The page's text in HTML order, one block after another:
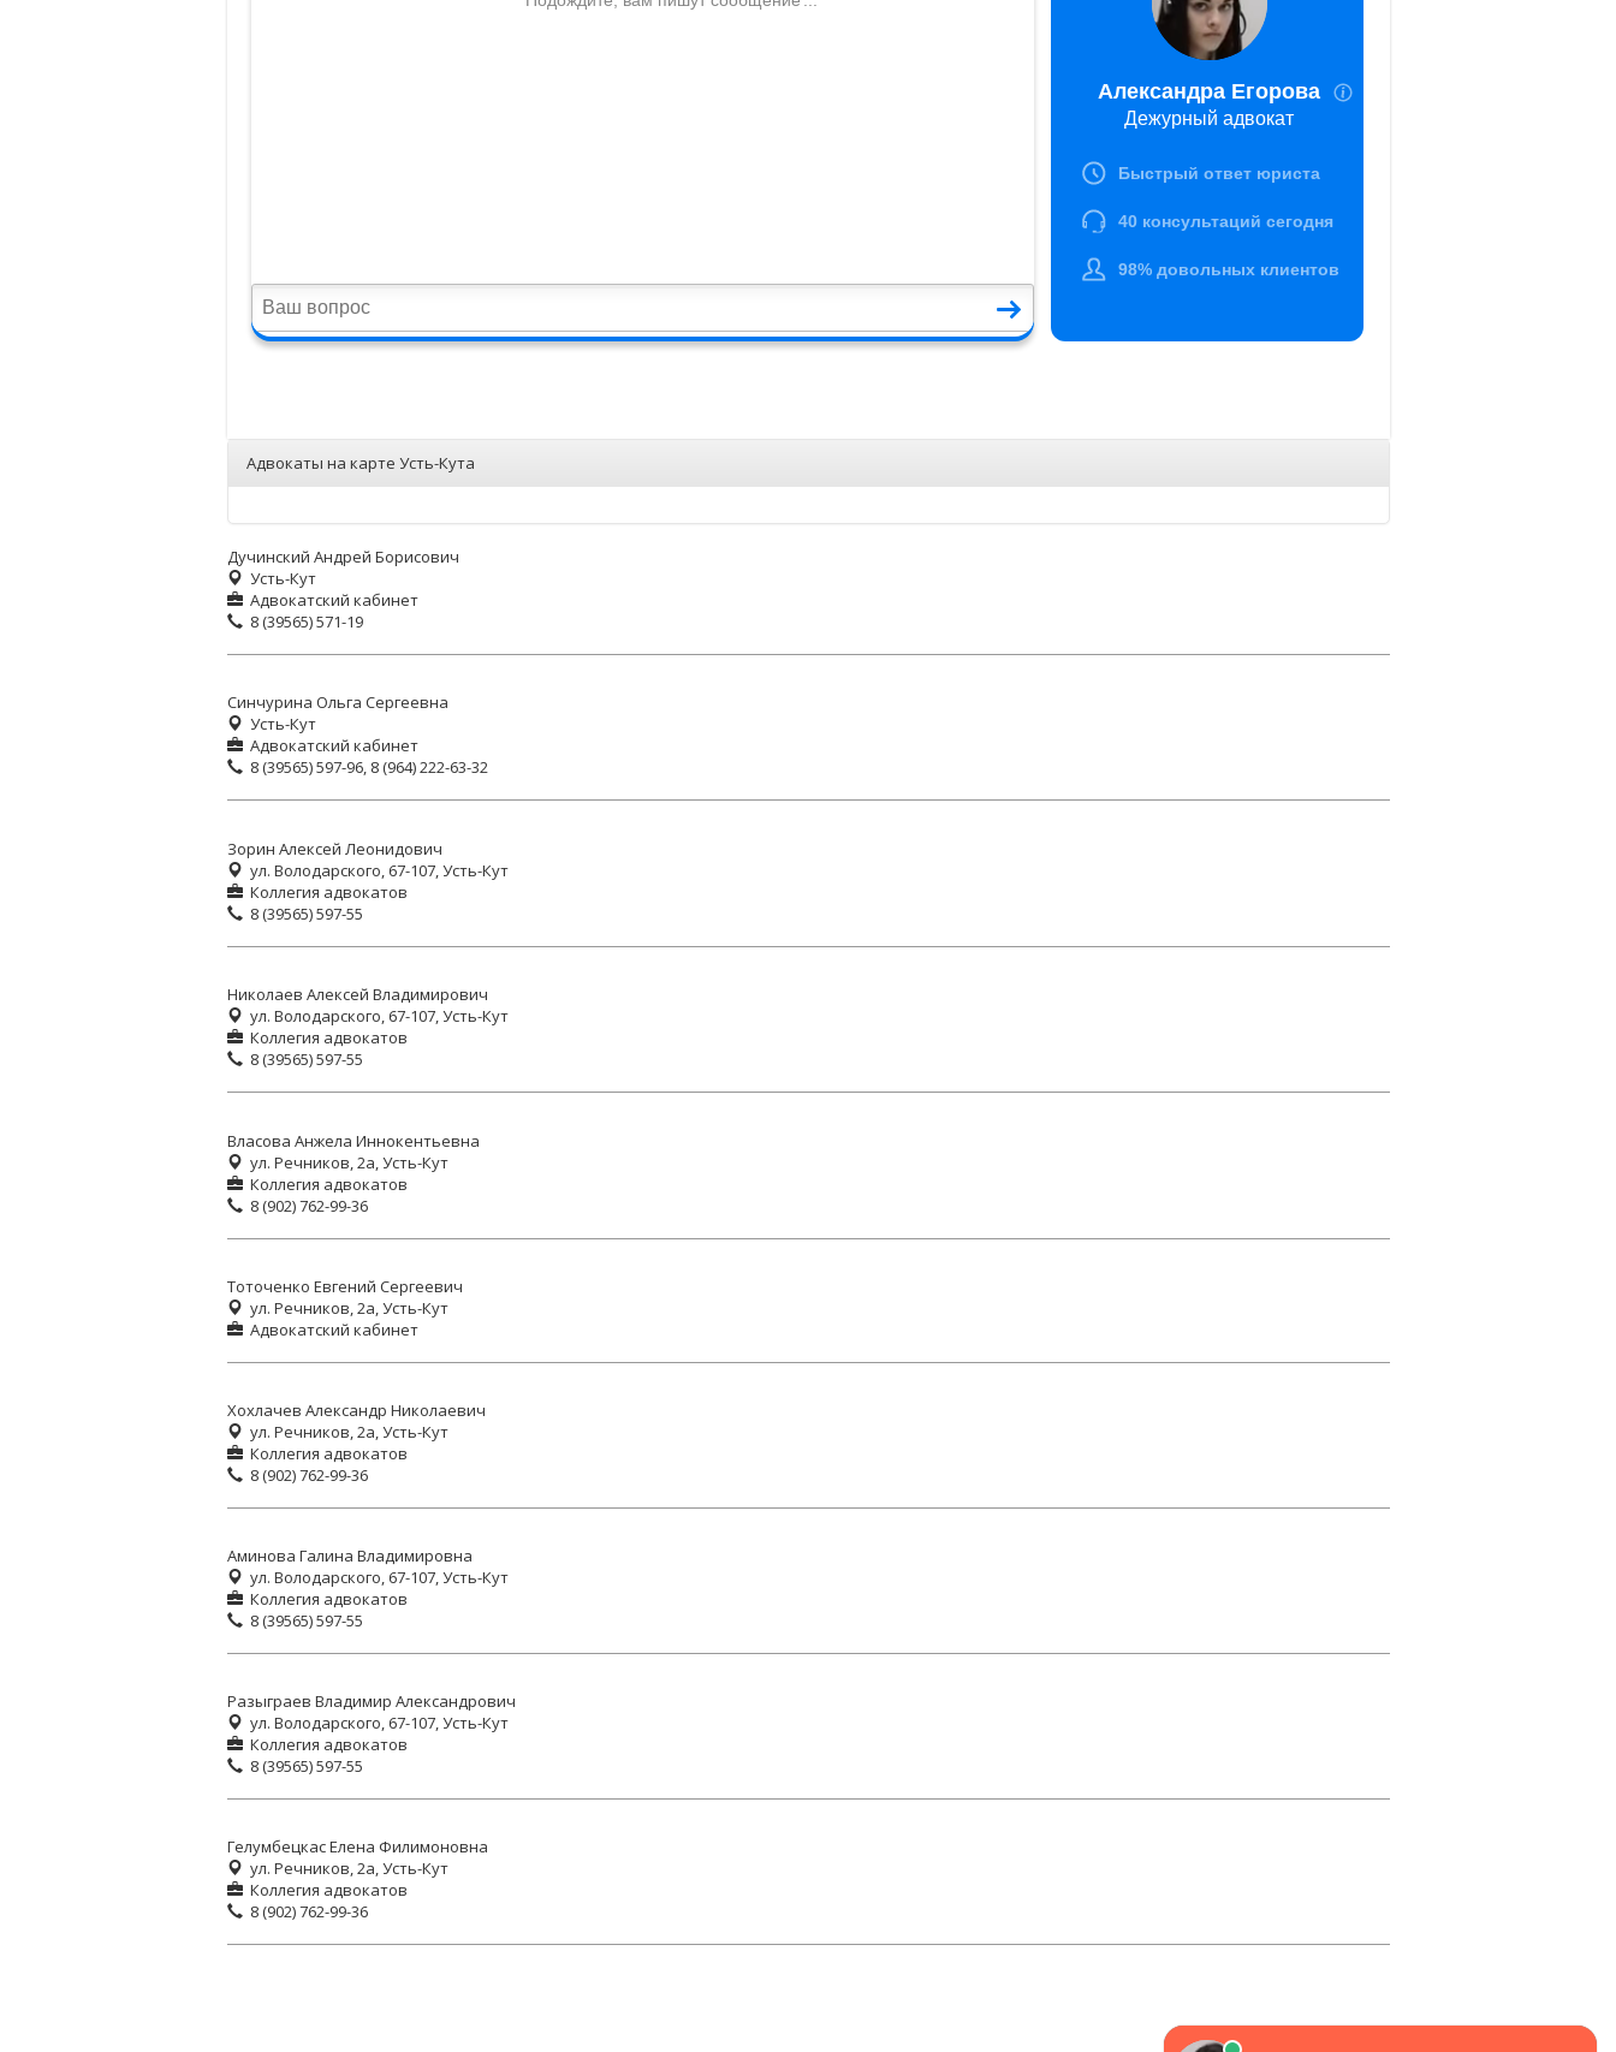
Адвокаты на карте Усть-Кута
Дучинский Андрей Борисович
Усть-Кут
Адвокатский кабинет
8 (39565) 571-19
Синчурина Ольга Сергеевна
Усть-Кут
Адвокатский кабинет
8 (39565) 597-96, 8 (964) 222-63-32
Зорин Алексей Леонидович
ул. Володарского, 67-107, Усть-Кут
Коллегия адвокатов
8 (39565) 597-55
Николаев Алексей Владимирович
ул. Володарского, 67-107, Усть-Кут
Коллегия адвокатов
8 (39565) 597-55
Власова Анжела Иннокентьевна
ул. Речников, 2а, Усть-Кут
Коллегия адвокатов
8 (902) 762-99-36
Тоточенко Евгений Сергеевич
ул. Речников, 2а, Усть-Кут
Адвокатский кабинет
Хохлачев Александр Николаевич
ул. Речников, 2а, Усть-Кут
Коллегия адвокатов
8 (902) 762-99-36
Аминова Галина Владимировна
ул. Володарского, 67-107, Усть-Кут
Коллегия адвокатов
8 (39565) 597-55
Разыграев Владимир Александрович
ул. Володарского, 67-107, Усть-Кут
Коллегия адвокатов
8 (39565) 597-55
Гелумбецкас Елена Филимоновна
ул. Речников, 2а, Усть-Кут
Коллегия адвокатов
8 (902) 762-99-36